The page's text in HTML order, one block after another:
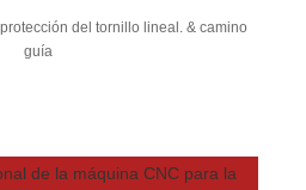
del tornillo lineal. & camino
guía